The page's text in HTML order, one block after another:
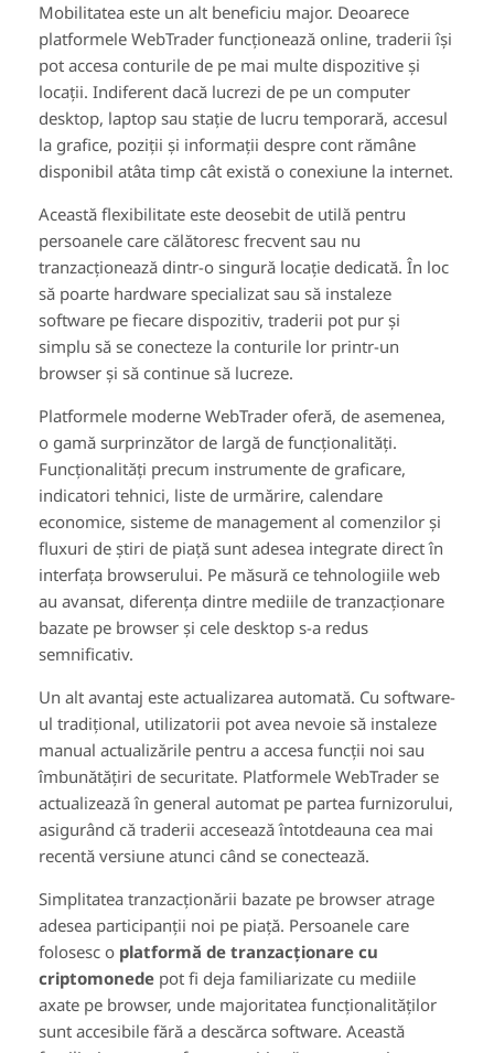
Mobilitatea este un alt beneficiu major. Deoarece
platformele WebTrader funcționează online, traderii își
pot accesa conturile de pe mai multe dispozitive și
locații. Indiferent dacă lucrezi de pe un computer
desktop, laptop sau stație de lucru temporară, accesul
la grafice, poziții și informații despre cont rămâne
disponibil atâta timp cât există o conexiune la internet.
Această flexibilitate este deosebit de utilă pentru
persoanele care călătoresc frecvent sau nu
tranzacționează dintr-o singură locație dedicată. În loc
să poarte hardware specializat sau să instaleze
software pe fiecare dispozitiv, traderii pot pur și
simplu să se conecteze la conturile lor printr-un
browser și să continue să lucreze.
Platformele moderne WebTrader oferă, de asemenea,
o gamă surprinzător de largă de funcționalități.
Funcționalități precum instrumente de graficare,
indicatori tehnici, liste de urmărire, calendare
economice, sisteme de management al comenzilor și
fluxuri de știri de piață sunt adesea integrate direct în
interfața browserului. Pe măsură ce tehnologiile web
au avansat, diferența dintre mediile de tranzacționare
bazate pe browser și cele desktop s-a redus
semnificativ.
Un alt avantaj este actualizarea automată. Cu software-
ul tradițional, utilizatorii pot avea nevoie să instaleze
manual actualizările pentru a accesa funcții noi sau
îmbunătățiri de securitate. Platformele WebTrader se
actualizează în general automat pe partea furnizorului,
asigurând că traderii accesează întotdeauna cea mai
recentă versiune atunci când se conectează.
Simplitatea tranzacționării bazate pe browser atrage
adesea participanții noi pe piață. Persoanele care
folosesc o platformă de tranzacționare cu
criptomonede pot fi deja familiarizate cu mediile
axate pe browser, unde majoritatea funcționalităților
sunt accesibile fără a descărca software. Această